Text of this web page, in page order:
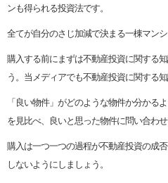
ンも得られる投資法です。
全てが自分のさじ加減で決まる一棟マンシ
購入する前にまずは不動産投資に関する
う。当メディアでも不動産投資に関する
「良い物件」がどのような物件か分かる
を見比べ、良いと思った物件に問い合わせ
購入は一つ一つの過程が不動産投資の成
しないようにしましょう。